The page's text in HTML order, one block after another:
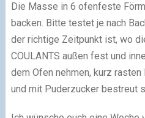
Die Masse in 6 ofenfeste
backen. Bitte testet je nach
der richtige Zeitpunkt ist, wo
COULANTS außen fest und
dem Ofen nehmen, kurz
und mit Puderzucker bestreut